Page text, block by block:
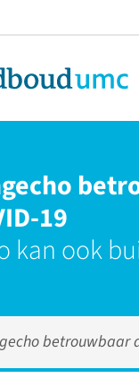
19
kan ook
betrouwbaar